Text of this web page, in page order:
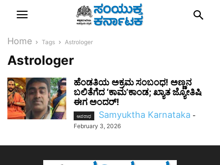
Home Tags Astrologer
Astrologer
ಹೆಂಡತಿಯ ಅಕ್ರಮ ಸಂಬಂಧ! ಅಣ್ಣನ
ಬಲಿತೆಗೆದ ‘ಕಾಮ’ಕಾಂಡ; ಖ್ಯಾತ ಜ್ಯೋತಿಷಿ
ಈಗ ಅಂದರ್!
ಅಪರಾಧ Samyuktha Karnataka -
February 3, 2026